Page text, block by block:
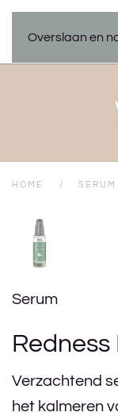
Overslaan en
HOME SERUM
Serum
Redness
Verzachtend
het kalmeren